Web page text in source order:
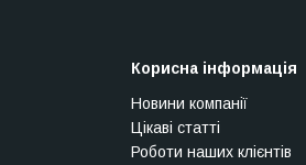
Корисна інформація
Новини компанії
Цікаві статті
Роботи наших клієнтів